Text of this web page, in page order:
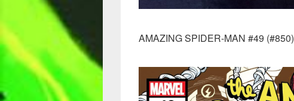
AMAZING SPIDER-MAN #49 (#850)